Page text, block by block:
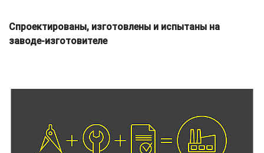
Спроектированы, изготовлены и испытаны на
заводе-изготовителе